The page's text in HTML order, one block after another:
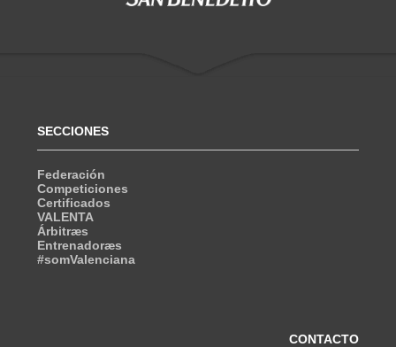
SECCIONES
Federación
Competiciones
Certificados
VALENTA
Árbitræs
Entrenadoræs
#somValenciana
CONTACTO